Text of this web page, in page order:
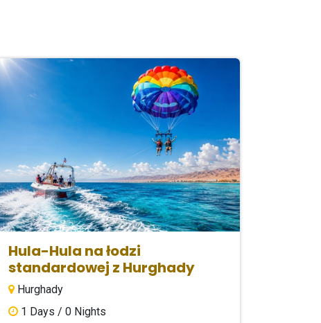
Hula-Hula na łodzi
standardowej z Hurghady
Hurghady
1 Days / 0 Nights